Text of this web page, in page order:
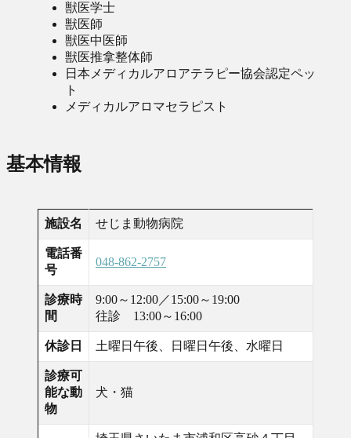
獣医学士
獣医師
獣医中医師
獣医推拿整体師
日本メディカルアロアテラピー協会認定ペッ
ト
メディカルアロマセラピスト
基本情報
施設名 せじま動物病院
電話番
号
048-862-2757
診療時
間
9:00～12:00／15:00～19:00
往診 13:00～16:00
休診日 土曜日午後、日曜日午後、水曜日
診療可
能な動
物
犬・猫